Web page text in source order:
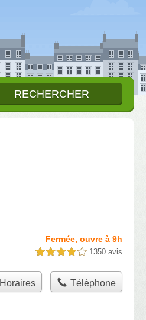
Fermée, ouvre à 9h
4,0 étoiles sur 5 1350 avis
Horaires Téléphone